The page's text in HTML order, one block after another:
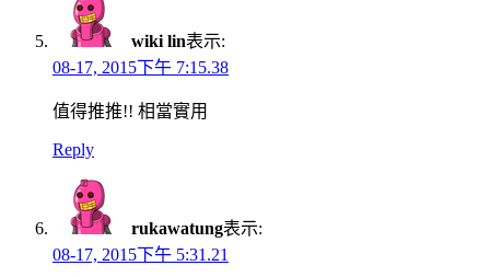
wiki lin表示:
08-17, 2015下午 7:15.38
值得推推!! 相當實用
Reply
rukawatung表示:
08-17, 2015下午 5:31.21